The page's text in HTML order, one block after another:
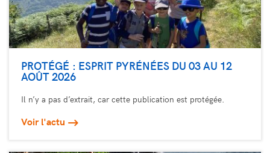
PROTÉGÉ : ESPRIT PYRÉNÉES DU 03 AU 12
AOÛT 2026
Il n’y a pas d’extrait, car cette publication est protégée.
Voir l'actu